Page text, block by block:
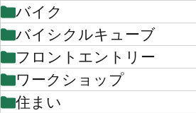
バイク
バイシクルキューブ
フロントエントリー
ワークショップ
住まい